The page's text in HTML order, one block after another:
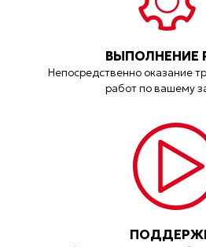
ВЫПОЛНЕНИЕ
Непосредственно оказание
работ по вашему